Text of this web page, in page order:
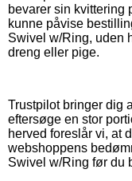
bevarer sin kvittering
kunne påvise
Swivel w/Ring, uden
dreng eller pige.
Trustpilot bringer dig
eftersøge en stor
herved foreslår vi, at
webshoppens
Swivel w/Ring før du